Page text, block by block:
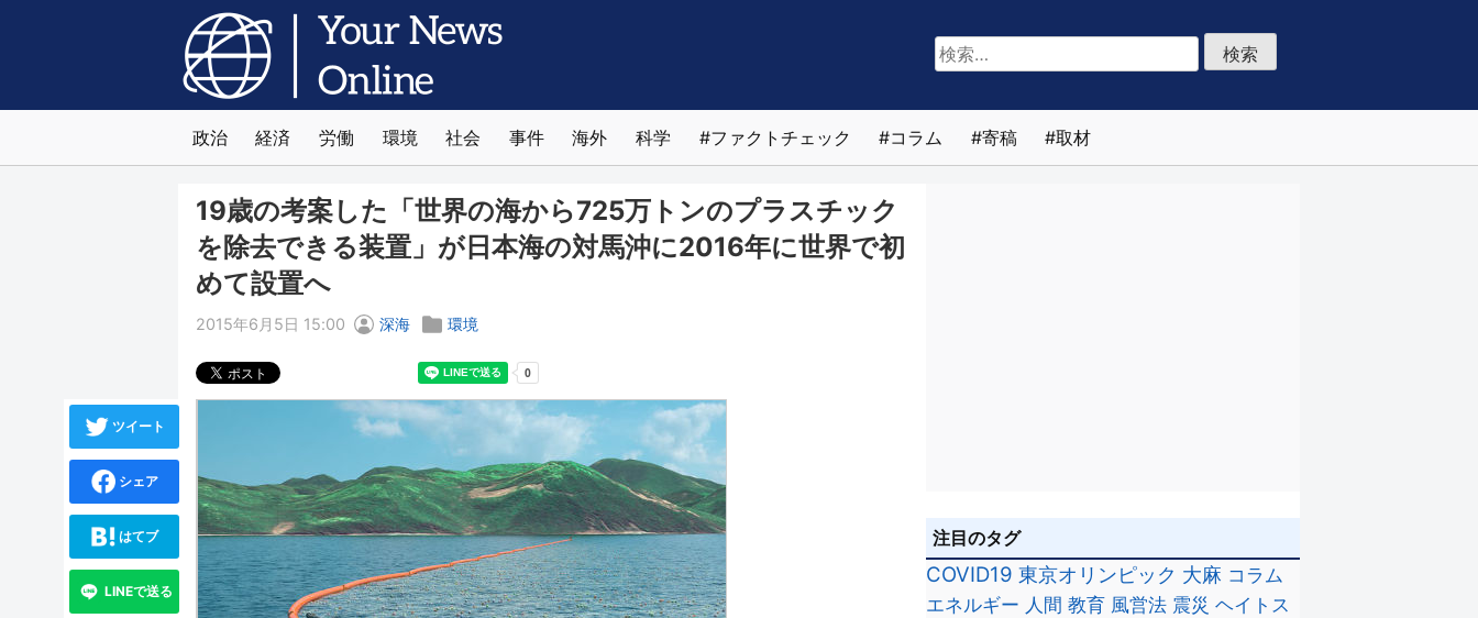
検
索:
政治 経済 労働 環境 社会 事件 海外 科学 ファクトチェック コラム 寄稿 取材
19歳の考案した「世界の海から725万トンのプラスチック
を除去できる装置」が日本海の対馬沖に2016年に世界で初
めて設置へ
2015年6月5日 15:00 深海 環境
ツイート
シェア
はてブ
LINEで送る
注目のタグ
COVID19 東京オリンピック 大麻 コラム
エネルギー 人間 教育 風営法 震災 ヘイトス